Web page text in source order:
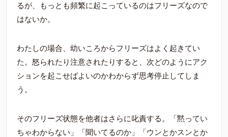
るが、もっとも頻繁に起こっているのはフリーズなので
はないか。
わたしの場合、幼いころからフリーズはよく起きてい
た。怒られたり注意されたりすると、次どのようにアク
ションを起こせばよいのかわからず思考停止してしま
う。
そのフリーズ状態を他者はさらに叱責する。「黙ってい
ちゃわからない」「聞いてるのか」「ウンとかスンとか